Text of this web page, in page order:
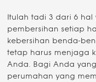
Itulah tadi 3 dari 6
pembersihan setiap
kebersihan benda-
tetap harus menjaga
Anda. Bagi Anda
perumahan yang